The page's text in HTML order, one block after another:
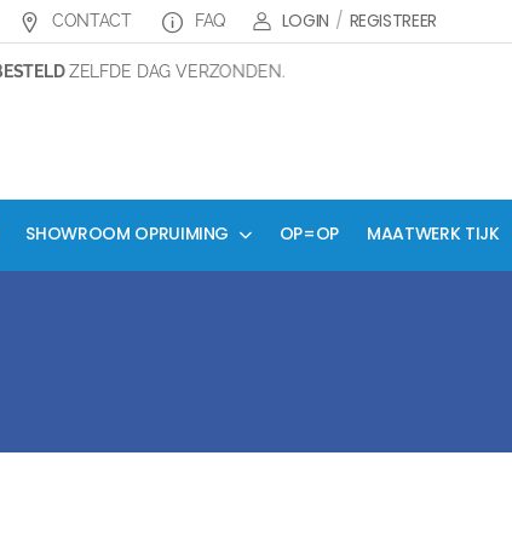
CONTACT FAQ LOGIN / REGISTREER
ZELFDE DAG VERZONDEN.
SHOWROOM OPRUIMING OP=OP MAATWERK TIJK